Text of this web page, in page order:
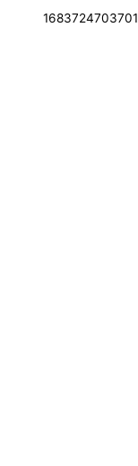
1683724703701